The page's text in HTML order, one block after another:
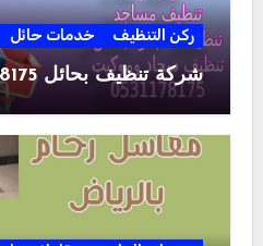
ركن التنظيف خدمات حائل
شركة تنظيف بحائل 0531178175